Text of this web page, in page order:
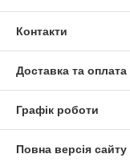
Контакти
Доставка та оплата
Графік роботи
Повна версія сайту